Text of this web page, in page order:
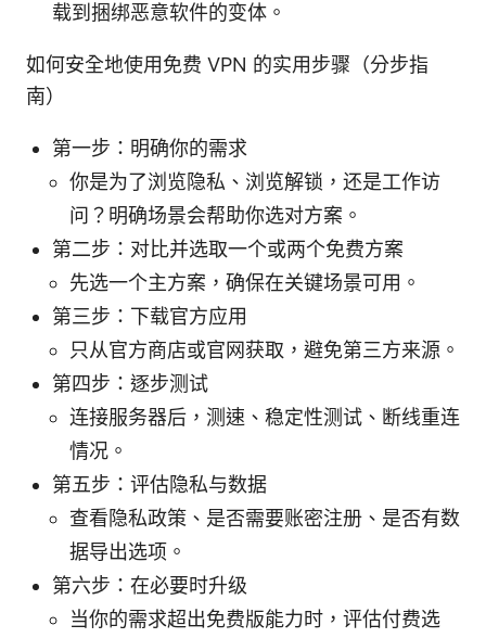
载到捆绑恶意软件的变体。
如何安全地使用免费 VPN 的实用步骤（分步指
南）
第一步：明确你的需求
你是为了浏览隐私、浏览解锁，还是工作访
问？明确场景会帮助你选对方案。
第二步：对比并选取一个或两个免费方案
先选一个主方案，确保在关键场景可用。
第三步：下载官方应用
只从官方商店或官网获取，避免第三方来源。
第四步：逐步测试
连接服务器后，测速、稳定性测试、断线重连
情况。
第五步：评估隐私与数据
查看隐私政策、是否需要账密注册、是否有数
据导出选项。
第六步：在必要时升级
当你的需求超出免费版能力时，评估付费选